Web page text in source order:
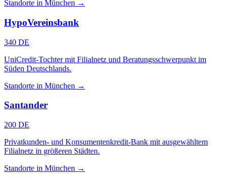
Standorte in München →
HypoVereinsbank
340 DE
UniCredit-Tochter mit Filialnetz und Beratungsschwerpunkt im
Süden Deutschlands.
Standorte in München →
Santander
200 DE
Privatkunden- und Konsumentenkredit-Bank mit ausgewähltem
Filialnetz in größeren Städten.
Standorte in München →